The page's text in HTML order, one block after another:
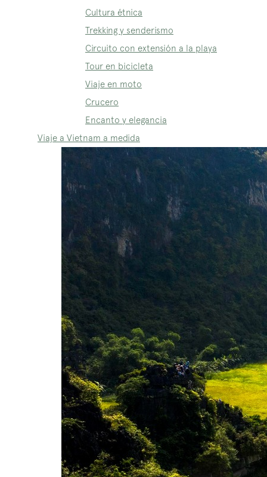
Cultura étnica
Trekking y senderismo
Circuito con extensión a la playa
Tour en bicicleta
Viaje en moto
Crucero
Encanto y elegancia
Viaje a Vietnam a medida